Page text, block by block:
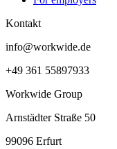
Kontakt
info@workwide.de
+49 361 55897933
Workwide Group
Arnstädter Straße 50
99096 Erfurt